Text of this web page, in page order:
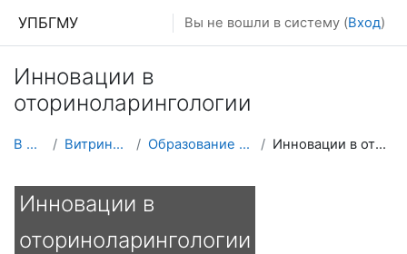
УПБГМУ Вы не вошли в систему (Вход)
Инновации в
оториноларингологии
В начало Витрина курсов 3KL Образование 2025-2026 уч.год Инновации в оториноларингологии
Инновации в
оториноларингологии